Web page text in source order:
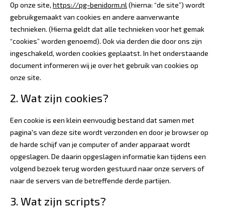
Op onze site, https://pg-benidorm.nl (hierna: “de site”) wordt
gebruikgemaakt van cookies en andere aanverwante
technieken. (Hierna geldt dat alle technieken voor het gemak
“cookies” worden genoemd). Ook via derden die door ons zijn
ingeschakeld, worden cookies geplaatst. In het onderstaande
document informeren wij je over het gebruik van cookies op
onze site.
2. Wat zijn cookies?
Een cookie is een klein eenvoudig bestand dat samen met
pagina's van deze site wordt verzonden en door je browser op
de harde schijf van je computer of ander apparaat wordt
opgeslagen. De daarin opgeslagen informatie kan tijdens een
volgend bezoek terug worden gestuurd naar onze servers of
naar de servers van de betreffende derde partijen.
3. Wat zijn scripts?